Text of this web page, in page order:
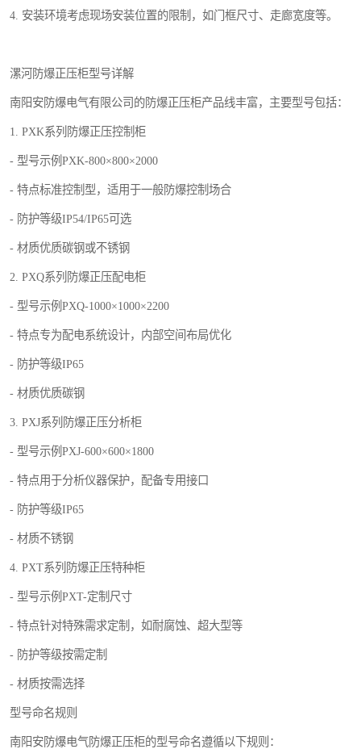
4. 安装环境考虑现场安装位置的限制，如门框尺寸、走廊宽度等。
漯河防爆正压柜型号详解
南阳安防爆电气有限公司的防爆正压柜产品线丰富，主要型号包括：
1. PXK系列防爆正压控制柜
- 型号示例PXK-800×800×2000
- 特点标准控制型，适用于一般防爆控制场合
- 防护等级IP54/IP65可选
- 材质优质碳钢或不锈钢
2. PXQ系列防爆正压配电柜
- 型号示例PXQ-1000×1000×2200
- 特点专为配电系统设计，内部空间布局优化
- 防护等级IP65
- 材质优质碳钢
3. PXJ系列防爆正压分析柜
- 型号示例PXJ-600×600×1800
- 特点用于分析仪器保护，配备专用接口
- 防护等级IP65
- 材质不锈钢
4. PXT系列防爆正压特种柜
- 型号示例PXT-定制尺寸
- 特点针对特殊需求定制，如耐腐蚀、超大型等
- 防护等级按需定制
- 材质按需选择
型号命名规则
南阳安防爆电气防爆正压柜的型号命名遵循以下规则：